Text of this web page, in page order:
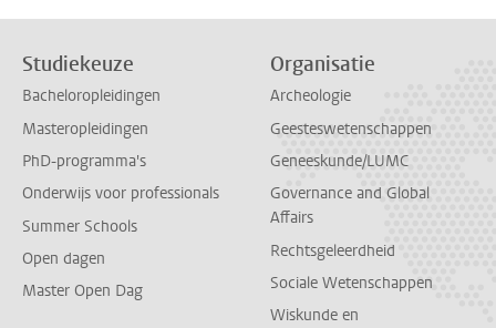
Studiekeuze
Bacheloropleidingen
Masteropleidingen
PhD-programma's
Onderwijs voor professionals
Summer Schools
Open dagen
Master Open Dag
Organisatie
Archeologie
Geesteswetenschappen
Geneeskunde/LUMC
Governance and Global
Affairs
Rechtsgeleerdheid
Sociale Wetenschappen
Wiskunde en